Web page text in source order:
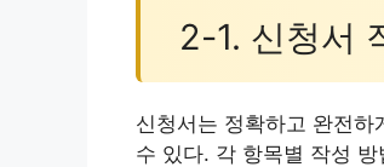
2-1. 신청서
신청서는 정확하고 완전
수 있다. 각 항목별 작성